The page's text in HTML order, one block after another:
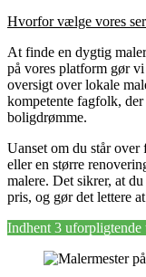
Hvorfor vælge vores
At finde en dygtig
på vores platform gør
oversigt over lokale
kompetente fagfolk,
boligdrømme.
Uanset om du står over
eller en større
malere. Det sikrer, at
pris, og gør det lettere
Indhent 3 uforpligtende